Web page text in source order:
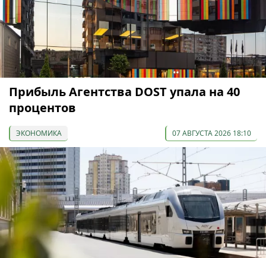
Прибыль Агентства DOST упала на 40
процентов
ЭКОНОМИКА 07 АВГУСТА 2026 18:10